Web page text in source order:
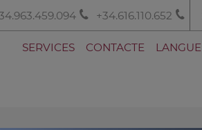
+34.616.110.652
SERVICES CONTACTE LANGUE